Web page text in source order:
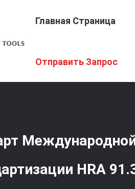
Главная Страница
Отправить Запрос
Для Токарного Станка CNC
HRA